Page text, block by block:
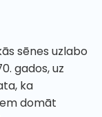
sēnes uzlabo
gados, uz
ka
domāt